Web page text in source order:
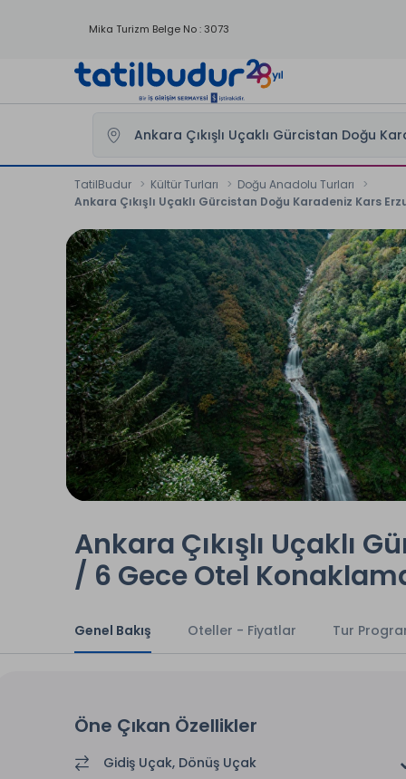
Mika Turizm Belge No : 3073
TatilBudur Kültür Turları
Doğu Anadolu Turları
Ankara Çıkışlı Uçaklı Gürcistan Doğu Karadeniz Kars
Ankara Çıkışlı Uçaklı
/ 6 Gece Otel
Genel Bakış Oteller - Fiyatlar Tur
Öne Çıkan Özellikler
Gidiş Uçak, Dönüş Uçak